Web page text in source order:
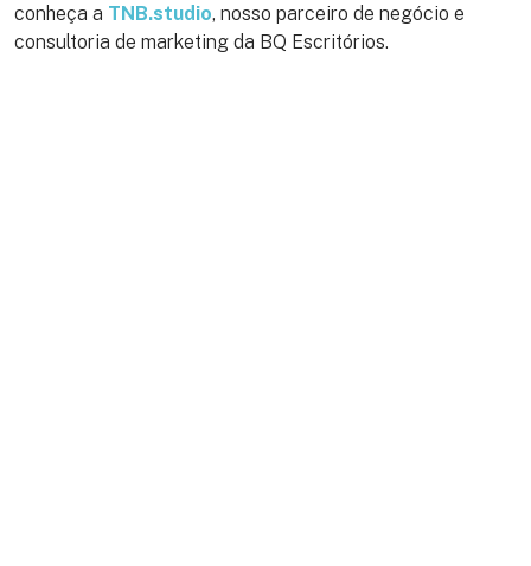
conheça a TNB.studio, nosso parceiro de negócio e
consultoria de marketing da BQ Escritórios.